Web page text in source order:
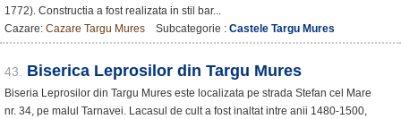
1772). Constructia a fost realizata in stil bar...
Cazare: Cazare Targu Mures Subcategorie : Castele Targu Mures
43. Biserica Leprosilor din Targu Mures
Biseria Leprosilor din Targu Mures este localizata pe strada Stefan cel Mare
nr. 34, pe malul Tarnavei. Lacasul de cult a fost inaltat intre anii 1480-1500,